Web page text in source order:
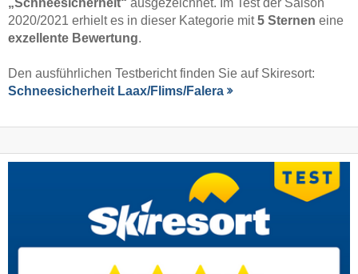
„Schneesicherheit“ ausgezeichnet. Im Test der Saison
2020/2021 erhielt es in dieser Kategorie mit5 Sternen eine
exzellente Bewertung.
Den ausführlichen Testbericht finden Sie auf Skiresort:
Schneesicherheit Laax/​Flims/​Falera